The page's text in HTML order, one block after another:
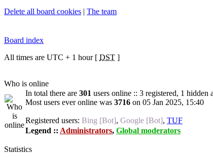
Delete all board cookies | The team
Board index
All times are UTC + 1 hour [ DST ]
Who is online
In total there are 301 users online :: 3 registered, 1 hidden
Most users ever online was 3716 on 05 Jan 2025, 15:40
Registered users: Bing [Bot], Google [Bot], TUF
Legend :: Administrators, Global moderators
Statistics